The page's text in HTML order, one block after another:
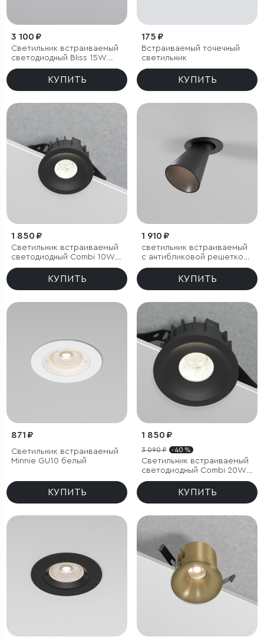
3 100 ₽
Светильник встраиваемый
светодиодный Bliss 15W
4000K белый
КУПИТЬ
175 ₽
Встраиваемый точечный
светильник
КУПИТЬ
1 850 ₽
Светильник встраиваемый
светодиодный Combi 10W
4000K черный
КУПИТЬ
1 910 ₽
светильник встраиваемый
с антибликовой решеткой
Bell 8W 3000K черный
КУПИТЬ
871 ₽
Светильник встраиваемый
Minnie GU10 белый
КУПИТЬ
1 850 ₽
3 090 ₽ - 40 %
Светильник встраиваемый
светодиодный Combi 20W
4000K черный
КУПИТЬ